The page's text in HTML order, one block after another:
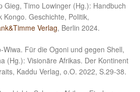
Gieg, Timo Lowinger (Hg.): Handbuch
Kongo. Geschichte, Politik,
Verlag, Berlin 2024.
Wiwa. Für die Ogoni und gegen Shell,
(Hg.): Visionäre Afrikas. Der Kontinent
Kaddu Verlag, o.O. 2022, S.29-38.